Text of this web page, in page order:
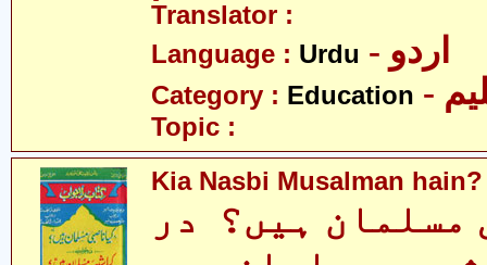
Translator :
Language : Urdu - اردو
Category : Education
Topic :
Kia Nasbi Musalman hain?
مسلمان ہیں؟ در